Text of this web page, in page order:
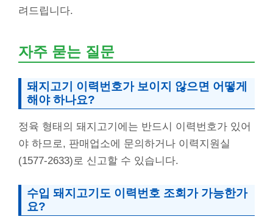
려드립니다.
자주 묻는 질문
돼지고기 이력번호가 보이지 않으면 어떻게
해야 하나요?
정육 형태의 돼지고기에는 반드시 이력번호가 있어
야 하므로, 판매업소에 문의하거나 이력지원실
(1577-2633)로 신고할 수 있습니다.
수입 돼지고기도 이력번호 조회가 가능한가
요?